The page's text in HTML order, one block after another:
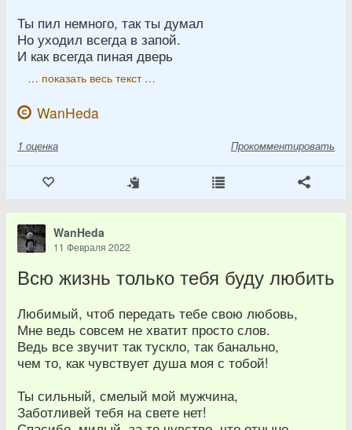
Ты пил немного, так ты думал
Но уходил всегда в запой.
И как всегда пиная дверь
… показать весь текст …
WanHeda
1 оценка Прокомментировать
WanHeda
11 Февраля 2022
Всю жизнь только тебя буду любить
Любимый, чтоб передать тебе свою любовь,
Мне ведь совсем не хватит просто слов.
Ведь все звучит так тускло, так банально,
чем то, как чувствует душа моя с тобой!
Ты сильный, смелый мой мужчина,
Заботливей тебя на свете нет!